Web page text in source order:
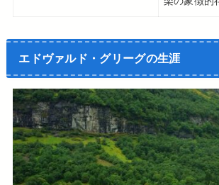
エドヴァルド・グリーグの生涯